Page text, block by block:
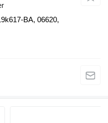
BA, 06620,